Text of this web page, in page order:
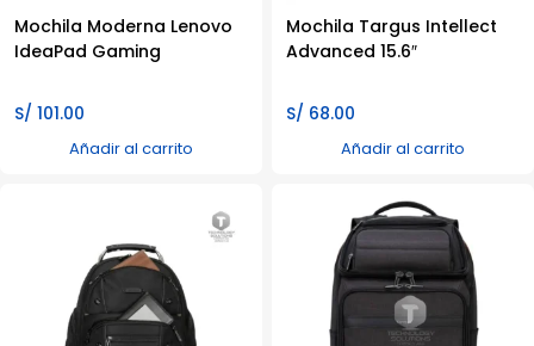
Mochila Moderna Lenovo
IdeaPad Gaming
S/ 101.00
Añadir al carrito
Mochila Targus Intellect
Advanced 15.6″
S/ 68.00
Añadir al carrito